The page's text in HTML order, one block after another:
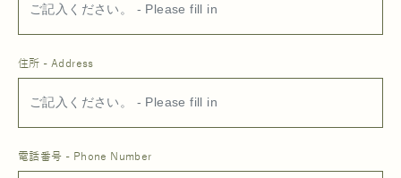
住所 - Address
電話番号 - Phone Number